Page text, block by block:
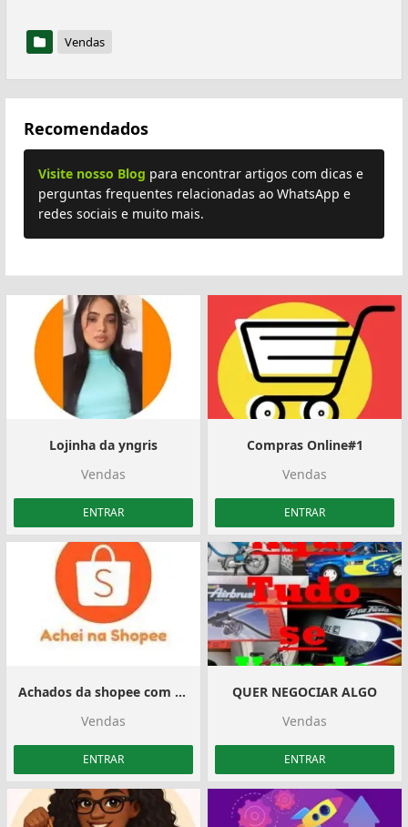
Vendas
Recomendados
Visite nosso Blog para encontrar artigos com dicas e
perguntas frequentes relacionadas ao WhatsApp e
redes sociais e muito mais.
Lojinha da yngris
Vendas
ENTRAR
Compras Online️#1
Vendas
ENTRAR
Achados da shopee com qualidade
Vendas
ENTRAR
QUER NEGOCIAR ALGO
Vendas
ENTRAR